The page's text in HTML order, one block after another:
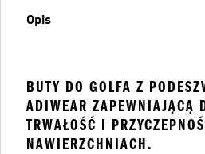
Opis
BUTY DO GOLFA Z
ADIWEAR ZAPEWNIAJĄCĄ
TRWAŁOŚĆ I
NAWIERZCHNIACH.